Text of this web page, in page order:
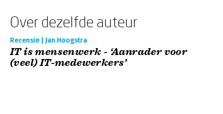
Over dezelfde auteur
Recensie | Jan Hoogstra
IT is mensenwerk - ‘Aanrader voor
(veel) IT-medewerkers’